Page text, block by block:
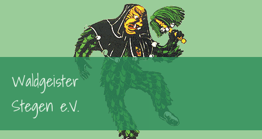
Waldgeister
Stegen e.V.